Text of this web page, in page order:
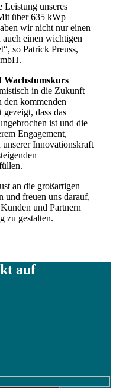
Leistung unseres
über 635 kWp
wir nicht nur einen
auch einen wichtigen
so Patrick Preuss,
in die Zukunft
kommenden
dass das
ist und die
Engagement,
unserer Innovationskraft
an die großartigen
und freuen uns darauf,
und Partnern
zu gestalten.
auf